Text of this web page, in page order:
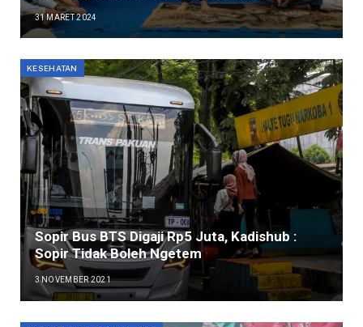
31 MARET 2024
KESEHATAN
Sopir Bus BTS Digaji Rp5 Juta, Kadishub :
Sopir Tidak Boleh Ngetem
3 NOVEMBER 2021